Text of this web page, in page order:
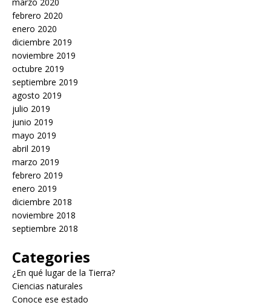
marzo 2020
febrero 2020
enero 2020
diciembre 2019
noviembre 2019
octubre 2019
septiembre 2019
agosto 2019
julio 2019
junio 2019
mayo 2019
abril 2019
marzo 2019
febrero 2019
enero 2019
diciembre 2018
noviembre 2018
septiembre 2018
Categories
¿En qué lugar de la Tierra?
Ciencias naturales
Conoce ese estado